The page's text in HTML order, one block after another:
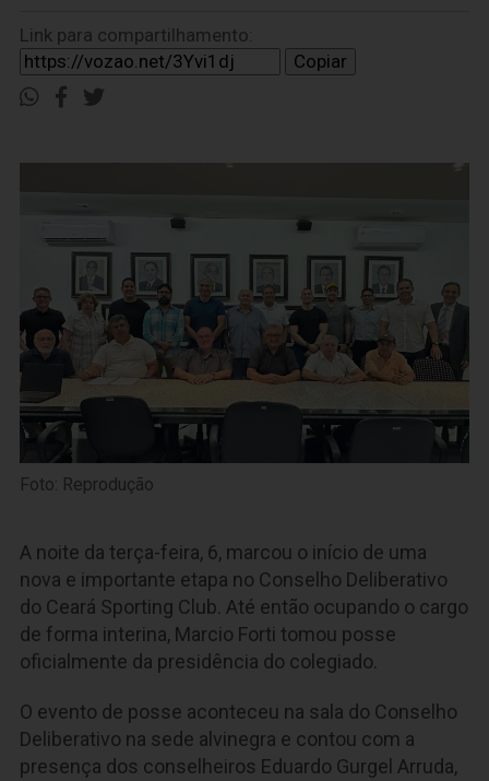
Link para compartilhamento:
Copiar
Foto: Reprodução
A noite da terça-feira, 6, marcou o início de uma
nova e importante etapa no Conselho Deliberativo
do Ceará Sporting Club. Até então ocupando o cargo
de forma interina, Marcio Forti tomou posse
oficialmente da presidência do colegiado.
O evento de posse aconteceu na sala do Conselho
Deliberativo na sede alvinegra e contou com a
presença dos conselheiros Eduardo Gurgel Arruda,